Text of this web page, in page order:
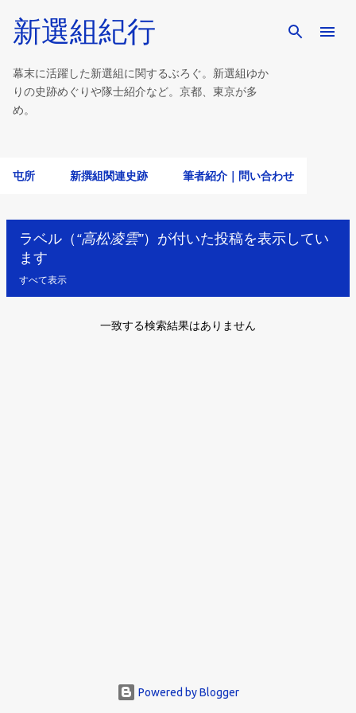
スキップしてメイン コンテンツに移動
新選組紀行
幕末に活躍した新選組に関するぶろぐ。新選組ゆか
りの史跡めぐりや隊士紹介など。京都、東京が多
め。
屯所 新撰組関連史跡 筆者紹介｜問い合わせ
ラベル（ 高松凌雲 ）が付いた投稿を表示してい
ます
すべて表示
一致する検索結果はありません
Powered by Blogger